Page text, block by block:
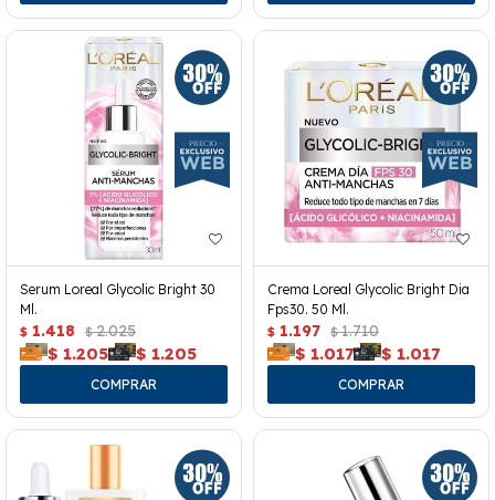
Serum Loreal Glycolic Bright 30
Ml.
$ 1.418 $ 2.025
$ 1.205 $ 1.205
Crema Loreal Glycolic Bright Dia
Fps30. 50 Ml.
$ 1.197 $ 1.710
$ 1.017 $ 1.017